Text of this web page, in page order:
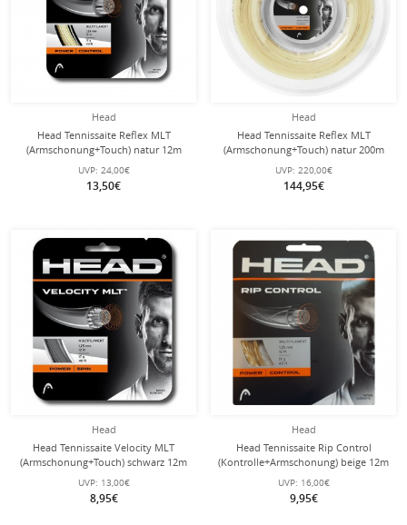
Head
Head Tennissaite Reflex MLT
(Armschonung+Touch) natur 12m
Set
UVP: 24,00€
13,50€
Head
Head Tennissaite Reflex MLT
(Armschonung+Touch) natur 200m
Rolle
UVP: 220,00€
144,95€
Head
Head Tennissaite Velocity MLT
(Armschonung+Touch) schwarz 12m
Set
UVP: 13,00€
8,95€
Head
Head Tennissaite Rip Control
(Kontrolle+Armschonung) beige 12m
Set
UVP: 16,00€
9,95€